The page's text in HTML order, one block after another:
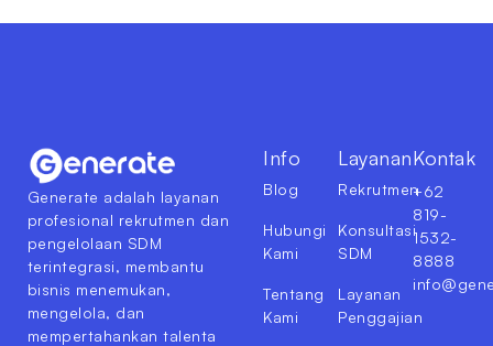
Generate adalah layanan
profesional rekrutmen dan
pengelolaan SDM
terintegrasi, membantu
bisnis menemukan,
mengelola, dan
mempertahankan talenta
Info
Blog
Hubungi
Kami
Tentang
Kami
Layanan
Rekrutmen
Konsultasi
SDM
Layanan
Penggajian
Kontak
+62
819-
1532-
8888